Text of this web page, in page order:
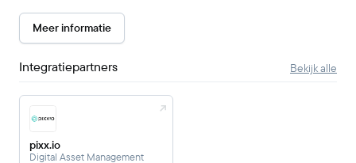
Meer informatie
Integratiepartners Bekijk alle
pixx.io
Digital Asset Management